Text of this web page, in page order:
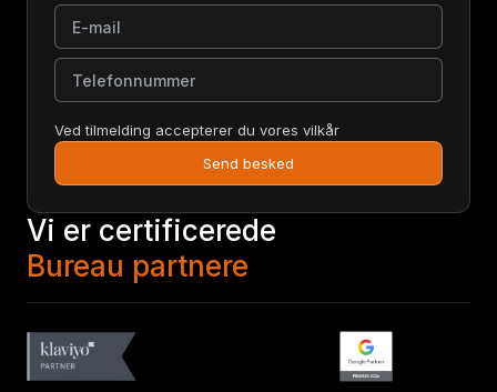
E-mail
Telefonnummer
Ved tilmelding accepterer du vores vilkår
Send besked
Vi er certificerede
Bureau partnere